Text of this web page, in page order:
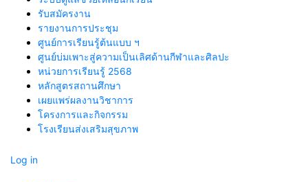
รับสมัครงาน
รายงานการประชุม
ศูนย์การเรียนรู้ต้นแบบ ฯ
ศูนย์บ่มเพาะสู่ความเป็นเลิศด้านกีฬาและศิลปะ
หน่วยการเรียนรู้ 2568
หลักสูตรสถานศึกษา
เผยแพร่ผลงานวิชาการ
โครงการและกิจกรรม
โรงเรียนส่งเสริมสุขภาพ
Log in